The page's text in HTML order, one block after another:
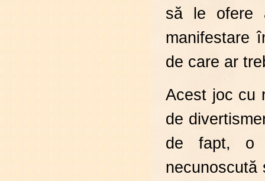
să le ofere
manifestare
de care ar
Acest joc cu
de
de fapt, o
necunoscută